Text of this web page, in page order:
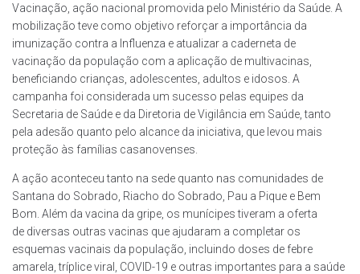
Vacinação, ação nacional promovida pelo Ministério da Saúde. A
mobilização teve como objetivo reforçar a importância da
imunização contra a Influenza e atualizar a caderneta de
vacinação da população com a aplicação de multivacinas,
beneficiando crianças, adolescentes, adultos e idosos. A
campanha foi considerada um sucesso pelas equipes da
Secretaria de Saúde e da Diretoria de Vigilância em Saúde, tanto
pela adesão quanto pelo alcance da iniciativa, que levou mais
proteção às famílias casanovenses.
A ação aconteceu tanto na sede quanto nas comunidades de
Santana do Sobrado, Riacho do Sobrado, Pau a Pique e Bem
Bom. Além da vacina da gripe, os munícipes tiveram a oferta
de diversas outras vacinas que ajudaram a completar os
esquemas vacinais da população, incluindo doses de febre
amarela, tríplice viral, COVID-19 e outras importantes para a saúde